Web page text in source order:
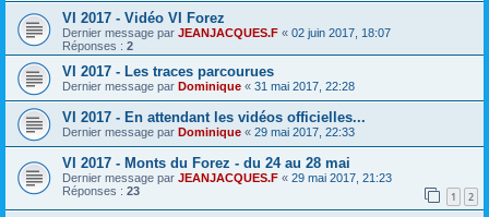
VI 2017 - Vidéo VI Forez
Dernier message par JEANJACQUES.F « 02 juin 2017, 18:07
Réponses : 2
VI 2017 - Les traces parcourues
Dernier message par Dominique « 31 mai 2017, 22:28
VI 2017 - En attendant les vidéos officielles...
Dernier message par Dominique « 29 mai 2017, 22:33
VI 2017 - Monts du Forez - du 24 au 28 mai
Dernier message par JEANJACQUES.F « 29 mai 2017, 21:23
Réponses : 23 1 2